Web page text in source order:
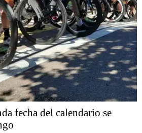
fecha del calendario se